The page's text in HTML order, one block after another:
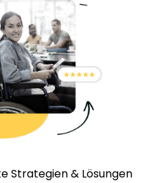
Strategien & Lösungen